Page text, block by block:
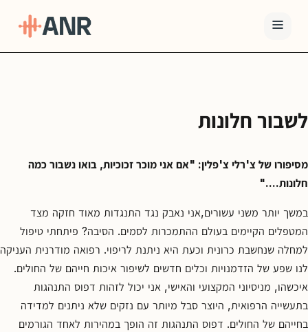
ה-
סמים
למה
ANR
בלוג
צור
קשר
לשבור חלונות
מסיפורו של צ'רלי צ'פלין: "אם אני מוכר זכוכיות, בואו נשבור כמה
חלונות...."
במשך יותר משני עשורים,אני נאבק נגד התנגדות מאוד חזקה מצד
המטפלים הקיימים בעולם ההתמכרות לסמים. הסיבה? פיתחתי טיפול
למחלה שנחשבת כרונית וכעת היא ניתנת לריפוי. רפואה מודרנית העניקה
לנו שפע של הזדמנויות וכלים חדשים לשיפור איכות חייהם של החולים.
איכשהו, מניסיוני המקצועי והאישי, אני יכול לזהות דפוס התנהגות
בתעשייה הרפואית, היוצר סבל מיותר עם נזקים שלא ניתנים למדידה
בחייהם של החולים. דפוס התנהגות זה הופך במהירות לאחד הגורמים